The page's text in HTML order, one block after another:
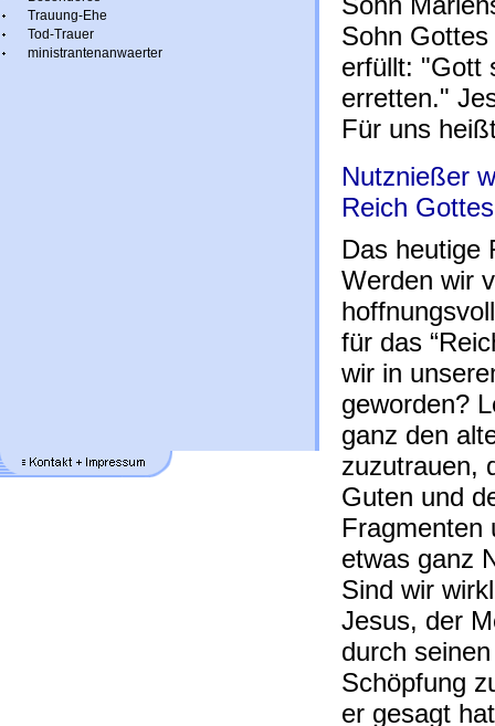
Trauung-Ehe
Tod-Trauer
ministrantenanwaerter
Sohn
erfüllt: "Gott
erretten."
Für uns
Nutznießer
Reich Gottes
Das heutige
Werden wir
für das
wir in
geworden?
ganz den
zuzutrauen,
Guten und
Fragmenten
etwas ganz
Sind wir
Jesus, der
durch
Schöpfung
er gesagt